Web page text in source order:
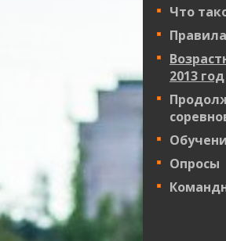
Что
2013 год
Опросы